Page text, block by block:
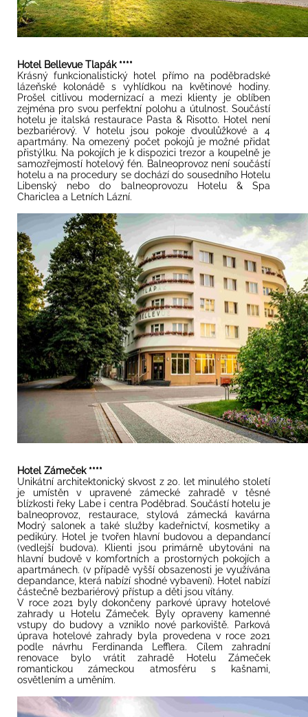
Hotel Bellevue Tlapák ****
Krásný funkcionalistický hotel přímo na poděbradské
lázeňské kolonádě s vyhlídkou na květinové hodiny.
Prošel citlivou modernizací a mezi klienty je oblíben
zejména pro svou perfektní polohu a útulnost. Součástí
hotelu je italská restaurace Pasta & Risotto. Hotel není
bezbariérový.
V hotelu jsou pokoje dvoulůžkové a 4
apartmány. Na omezený počet pokojů je možné přidat
přistýlku. Na pokojích je k dispozici trezor a koupelně je
samozřejmostí hotelový fén. Balneoprovoz není součástí
hotelu a na procedury se dochází do sousedního Hotelu
Libenský nebo do balneoprovozu Hotelu & Spa
Chariclea a Letních Lázní.
Hotel Zámeček ****
Unikátní architektonický skvost z 20. let minulého století
je umístěn v upravené zámecké zahradě v těsné
blízkosti řeky Labe i centra Poděbrad. Součástí hotelu je
balneoprovoz, restaurace, stylová zámecká kavárna
Modrý salonek a také služby kadeřnictví, kosmetiky a
pedikúry. Hotel je tvořen hlavní budovou a depandancí
(vedlejší budova). Klienti jsou primárně ubytováni na
hlavní budově v komfortních a prostorných pokojích a
apartmánech. (v případě vyšší obsazenosti je využívána
depandance, která nabízí shodné vybavení). Hotel nabízí
částečně bezbariérový přístup a děti jsou vítány.
V roce 2021 byly dokončeny parkové úpravy hotelové
zahrady u Hotelu Zámeček. Byly opraveny kamenné
vstupy do budovy a vzniklo nové parkoviště. Parková
úprava hotelové zahrady byla provedena v roce 2021
podle návrhu Ferdinanda Lefflera. Cílem zahradní
renovace bylo vrátit zahradě Hotelu Zámeček
romantickou zámeckou atmosféru s kašnami,
osvětlením a uměním.